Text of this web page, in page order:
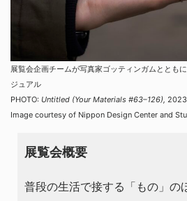
展覧会企画チームが写真家ゴッティンガムととも
ジュアル
PHOTO: Untitled (Your Materials #63–126),
Image courtesy of Nippon Design Center and
展覧会概要
普段の生活で接する「もの」の